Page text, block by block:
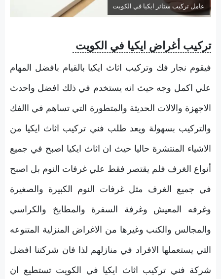
عامل تركيب ستائر ايكيا في الكويت
تركيب أغراض ايكيا في الكويت
فيقوم نجار فك وتركيب اثاث ايكيا بالقيام بافضل المهام
علي اكمل وجه حيث انه يستخدم في ذلك افضل واحدث
الاجهزة والالات الحديثة والمتطورة التي تساهم في االفك
والتركيب بسهولة ويعد طلب فني تركيب اثاث ايكيا من
الاشياء المنتشرة حاليا حيث ان اثاث ايكيا اصبح في جميع
أنواع الغرف فلم يقتصر فقط علي غرفات النوم بل اصبح
في جميع الغرف مثل غرفات النوم الكبيرة والصغيرة
وغرفه المعيش وغرفة السفرة والمطابخ والكراسي
والمجالس والكنب وغيرها من الاغراض المنزلية المتنوعه
التي يستعملها الافراد في منازلهم لذا فان شركتنا افضل
شركة فني تركيب اثاث ايكيا في الكويت تستطيع ان